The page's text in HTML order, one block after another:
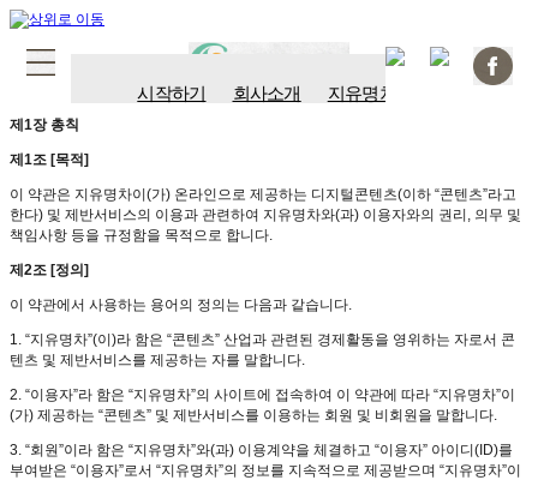
시작하기 회사소개 지유명차
제1장 총칙
제1조 [목적]
이 약관은 지유명차이(가) 온라인으로 제공하는 디지털콘텐츠(이하 “콘텐츠”라고
한다) 및 제반서비스의 이용과 관련하여 지유명차와(과) 이용자와의 권리, 의무 및
책임사항 등을 규정함을 목적으로 합니다.
제2조 [정의]
이 약관에서 사용하는 용어의 정의는 다음과 같습니다.
1. “지유명차”(이)라 함은 “콘텐츠” 산업과 관련된 경제활동을 영위하는 자로서 콘
텐츠 및 제반서비스를 제공하는 자를 말합니다.
2. “이용자”라 함은 “지유명차”의 사이트에 접속하여 이 약관에 따라 “지유명차”이
(가) 제공하는 “콘텐츠” 및 제반서비스를 이용하는 회원 및 비회원을 말합니다.
3. “회원”이라 함은 “지유명차”와(과) 이용계약을 체결하고 “이용자” 아이디(ID)를
부여받은 “이용자”로서 “지유명차”의 정보를 지속적으로 제공받으며 “지유명차”이